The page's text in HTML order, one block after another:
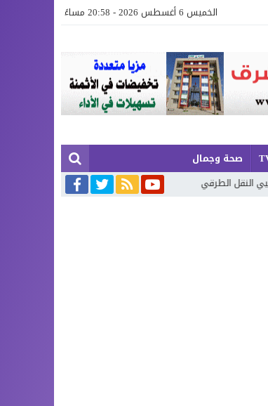
الخميس 6 أغسطس 2026 - 20:58 مساءً
صحة وجمال
أكوام النفايات تحاصر السعيدية… والمسؤولون